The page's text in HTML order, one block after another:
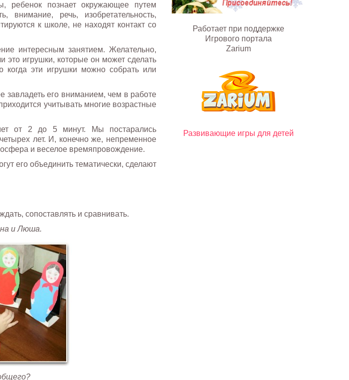
ребенок познает окружающее путем
внимание, речь, изобретательность,
к школе, не находят контакт со
интересным занятием. Желательно,
игрушки, которые он может сделать
эти игрушки можно собрать или
завладеть его вниманием, чем в работе
учитывать многие возрастные
от 2 до 5 минут. Мы постарались
лет. И, конечно же, непременное
и веселое времяпровождение.
его объединить тематически, сделают
сопоставлять и сравнивать.
и Люша.
Работает при поддержке
Игрового портала
Zarium
Развивающие игры для детей